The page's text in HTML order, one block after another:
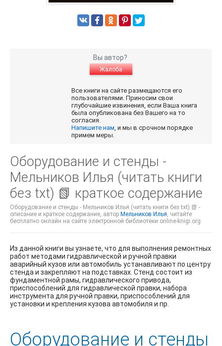
Вы автор?
Жалоба
Все книги на сайте размещаются его
пользователями. Приносим свои
глубочайшие извинения, если Ваша книга
была опубликована без Вашего на то
согласия.
Напишите нам, и мы в срочном порядке
примем меры.
Оборудование и стенды -
Мельников Илья (читать книги
без txt) 📗 краткое содержание
Оборудование и стенды - Мельников Илья (читать книги без txt) 📗 -
описание и краткое содержание, автор Мельников Илья, читайте
бесплатно онлайн на сайте электронной библиотеки online-knigi.org
Из данной книги вы узнаете, что для выполнения ремонтных
работ методами гидравлической и ручной правки
аварийный кузов или автомобиль устанавливают по центру
стенда и закрепляют на подставках. Стенд состоит из
фундаментной рамы, гидравлического привода,
приспособлений для гидравлической правки, набора
инструмента для ручной правки, приспособлений для
установки и крепления кузова автомобиля и пр.
Оборудование и стенды